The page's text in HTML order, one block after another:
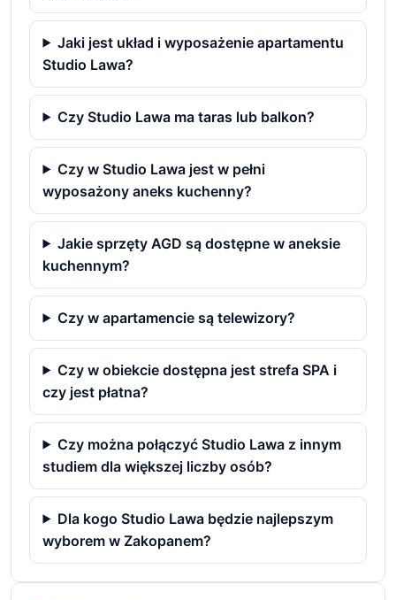
Jaki jest układ i wyposażenie apartamentu
Studio Lawa?
Czy Studio Lawa ma taras lub balkon?
Czy w Studio Lawa jest w pełni
wyposażony aneks kuchenny?
Jakie sprzęty AGD są dostępne w aneksie
kuchennym?
Czy w apartamencie są telewizory?
Czy w obiekcie dostępna jest strefa SPA i
czy jest płatna?
Czy można połączyć Studio Lawa z innym
studiem dla większej liczby osób?
Dla kogo Studio Lawa będzie najlepszym
wyborem w Zakopanem?